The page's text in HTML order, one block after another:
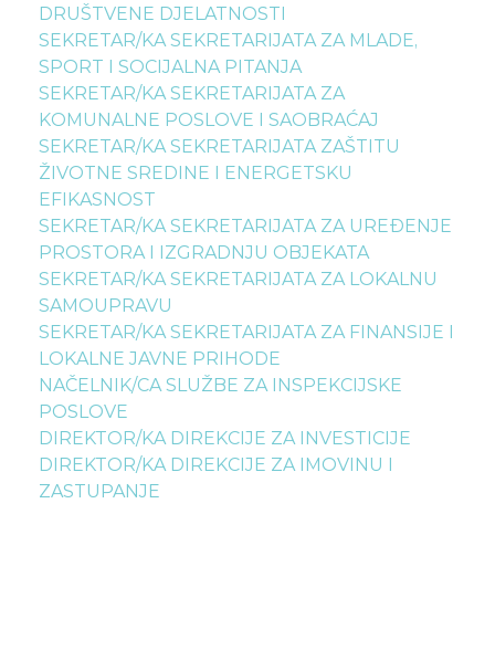
DRUŠTVENE DJELATNOSTI
SEKRETAR/KA SEKRETARIJATA ZA MLADE,
SPORT I SOCIJALNA PITANJA
SEKRETAR/KA SEKRETARIJATA ZA
KOMUNALNE POSLOVE I SAOBRAĆAJ
SEKRETAR/KA SEKRETARIJATA ZAŠTITU
ŽIVOTNE SREDINE I ENERGETSKU
EFIKASNOST
SEKRETAR/KA SEKRETARIJATA ZA UREĐENJE
PROSTORA I IZGRADNJU OBJEKATA
SEKRETAR/KA SEKRETARIJATA ZA LOKALNU
SAMOUPRAVU
SEKRETAR/KA SEKRETARIJATA ZA FINANSIJE I
LOKALNE JAVNE PRIHODE
NAČELNIK/CA SLUŽBE ZA INSPEKCIJSKE
POSLOVE
DIREKTOR/KA DIREKCIJE ZA INVESTICIJE
DIREKTOR/KA DIREKCIJE ZA IMOVINU I
ZASTUPANJE